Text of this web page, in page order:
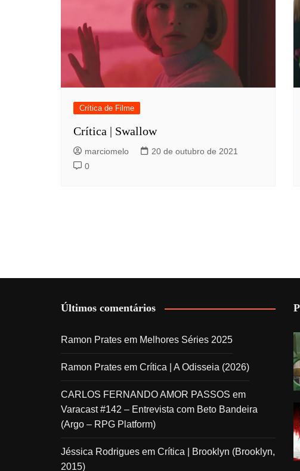
Crítica de Filme
Crítica | Swallow
marciomelo
20 de outubro de 2021
0
Últimos comentários
Ramon Prates em Melhores Séries 2025
Ramon Prates em Crítica | A Odisseia (2026)
CARLOS FERNANDO AMOR PASSOS em
Varacast #142 – Entrevista com Beto Bandeira
(Argo – RPG Platform)
Jéssica Rodrigues em Crítica | Brooklyn (Brooklyn,
2015)